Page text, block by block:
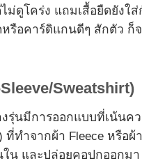
ม่ดูโคร่ง แถมเสื้อยืดยังใส่
หรือคาร์ดิแกนดีๆ สักตัว ก็
Sweatshirt)
รุ่นมีการออกแบบที่เน้นค
ที่ทำจากผ้า Fleece หรือผ้า
ใน และปล่อยคอปกออกมา